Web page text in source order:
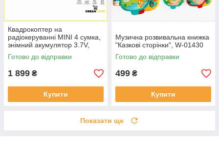
Квадрокоптер на
радіокеруванні MINI 4 сумка,
знімний акумулятор 3.7V,
пульт 2.4 GHz з екраном,
USB, headless, Wi-Fi
Готово до відправки
1 899 ₴
Купити
Музична розвивальна книжка
"Казкові сторінки", W-01430
Готово до відправки
499 ₴
Купити
Показати ще